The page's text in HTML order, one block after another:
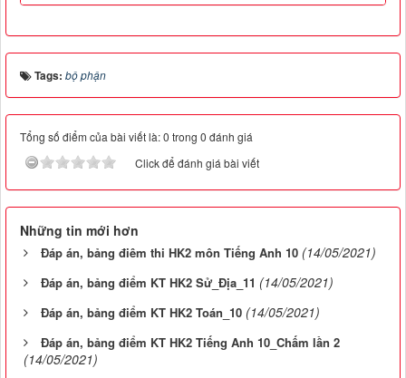
Tags: bộ phận
Tổng số điểm của bài viết là: 0 trong 0 đánh giá
Click để đánh giá bài viết
Những tin mới hơn
Đáp án, bảng điêm thi HK2 môn Tiếng Anh 10 (14/05/2021)
Đáp án, bảng điểm KT HK2 Sử_Địa_11 (14/05/2021)
Đáp án, bảng điểm KT HK2 Toán_10 (14/05/2021)
Đáp án, bảng điểm KT HK2 Tiếng Anh 10_Chấm lần 2
(14/05/2021)